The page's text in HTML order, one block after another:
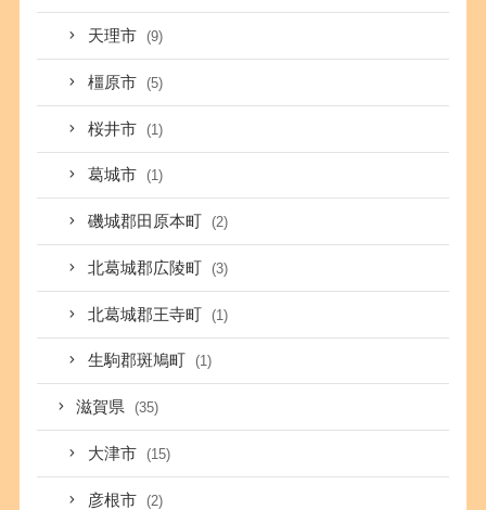
天理市 (9)
橿原市 (5)
桜井市 (1)
葛城市 (1)
磯城郡田原本町 (2)
北葛城郡広陵町 (3)
北葛城郡王寺町 (1)
生駒郡斑鳩町 (1)
滋賀県 (35)
大津市 (15)
彦根市 (2)